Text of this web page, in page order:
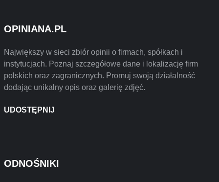
OPINIANA.PL
Największy w sieci zbiór opinii o firmach, spółkach i
instytucjach. Poznaj szczegółowe dane i lokalizację firm
polskich oraz zagranicznych. Promuj swoją działalność
dodając unikalny opis oraz galerię zdjęć.
UDOSTĘPNIJ
ODNOŚNIKI